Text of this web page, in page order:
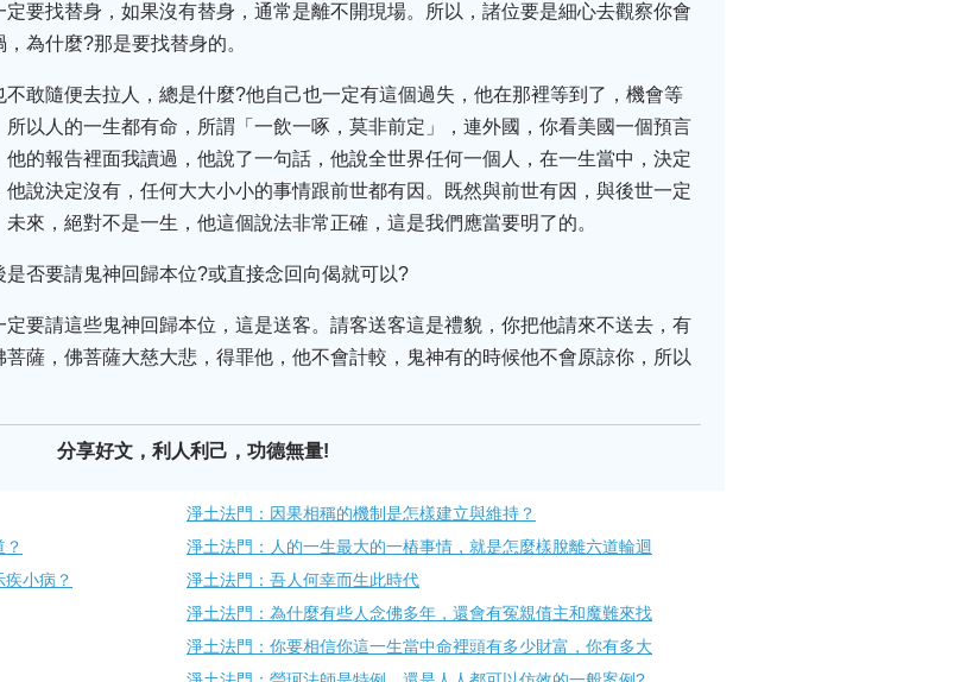
要找替身，如果沒有替身，通常是離不開現場。所以，諸位要是細心去觀察你會
為什麼?那是要找替身的。
敢隨便去拉人，總是什麼?他自己也一定有這個過失，他在那裡等到了，機會等
以人的一生都有命，所謂「一飲一啄，莫非前定」，連外國，你看美國一個預言
的報告裡面我讀過，他說了一句話，他說全世界任何一個人，在一生當中，決定
說決定沒有，任何大大小小的事情跟前世都有因。既然與前世有因，與後世一定
來，絕對不是一生，他這個說法非常正確，這是我們應當要明了的。
是否要請鬼神回歸本位?或直接念回向偈就可以?
定要請這些鬼神回歸本位，這是送客。請客送客這是禮貌，你把他請來不送去，有
薩，佛菩薩大慈大悲，得罪他，他不會計較，鬼神有的時候他不會原諒你，所以
分享好文，利人利己，功德無量!
淨土法門：因果相稱的機制是怎樣建立與維持？
淨土法門：人的一生最大的一樁事情，就是怎麼樣脫離六道輪迴
小病？
淨土法門：吾人何幸而生此時代
淨土法門：為什麼有些人念佛多年，還會有冤親債主和魔難來找
淨土法門：你要相信你這一生當中命裡頭有多少財富，你有多大